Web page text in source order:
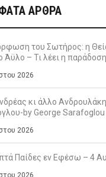
ΆΡΘΡΑ
του Σωτήρος: η
Άϋλο – Τι λέει η παράδοση
2026
κι άλλο
by George Sarafoglou
2026
Παίδες εν Εφέσω – 4
2026